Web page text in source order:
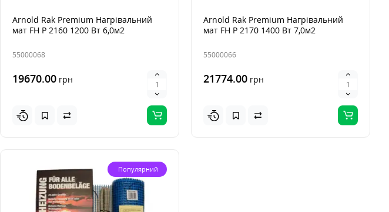
Arnold Rak Premium Нагрівальний
мат FH Р 2160 1200 Вт 6,0м2
55000068
19670.00 грн
Arnold Rak Premium Нагрівальний
мат FH Р 2170 1400 Вт 7,0м2
55000066
21774.00 грн
Популярний